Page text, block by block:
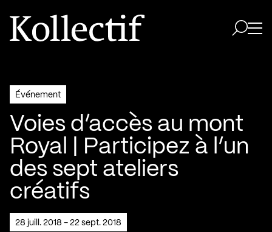
Aller à la page d'accueil
Logo Kollectif
Événement
Voies d’accès au mont
Royal | Participez à l’un
des sept ateliers
créatifs
28 juill. 2018 - 22 sept. 2018